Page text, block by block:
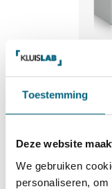
Toestemming
Deze website
We gebruiken
personaliseren,
Qualis
Qualis V size 1
4.194,-
Op voorraad